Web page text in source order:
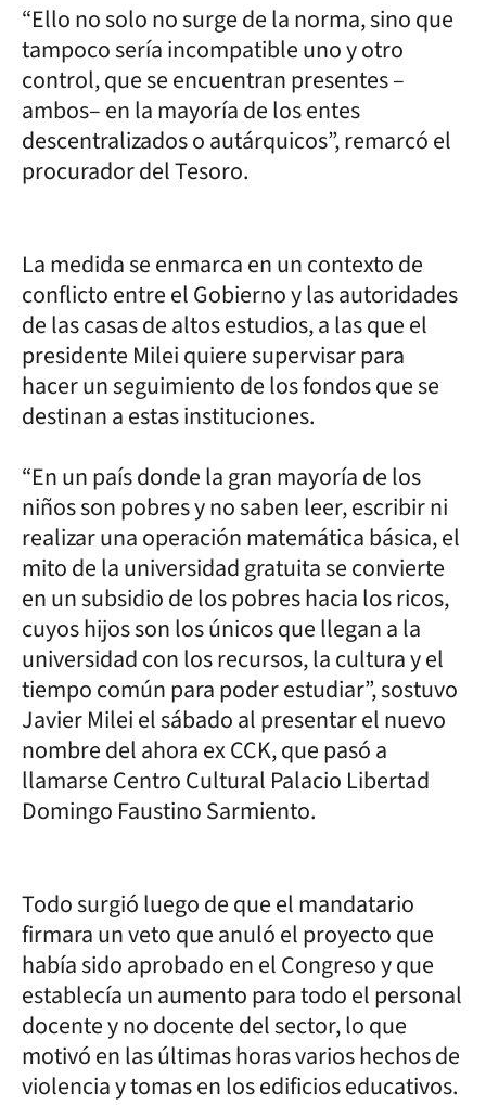
“Ello no solo no surge de la norma, sino que
tampoco sería incompatible uno y otro
control, que se encuentran presentes –
ambos– en la mayoría de los entes
descentralizados o autárquicos”, remarcó el
procurador del Tesoro.
La medida se enmarca en un contexto de
conflicto entre el Gobierno y las autoridades
de las casas de altos estudios, a las que el
presidente Milei quiere supervisar para
hacer un seguimiento de los fondos que se
destinan a estas instituciones.
“En un país donde la gran mayoría de los
niños son pobres y no saben leer, escribir ni
realizar una operación matemática básica, el
mito de la universidad gratuita se convierte
en un subsidio de los pobres hacia los ricos,
cuyos hijos son los únicos que llegan a la
universidad con los recursos, la cultura y el
tiempo común para poder estudiar”, sostuvo
Javier Milei el sábado al presentar el nuevo
nombre del ahora ex CCK, que pasó a
llamarse Centro Cultural Palacio Libertad
Domingo Faustino Sarmiento.
Todo surgió luego de que el mandatario
firmara un veto que anuló el proyecto que
había sido aprobado en el Congreso y que
establecía un aumento para todo el personal
docente y no docente del sector, lo que
motivó en las últimas horas varios hechos de
violencia y tomas en los edificios educativos.